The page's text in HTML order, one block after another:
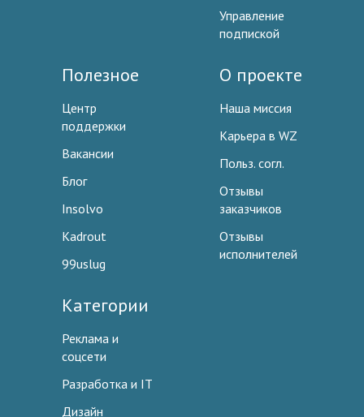
Управление
подпиской
Полезное
Центр
поддержки
Вакансии
Блог
Insolvo
Kadrout
99uslug
О проекте
Наша миссия
Карьера в WZ
Польз. согл.
Отзывы
заказчиков
Отзывы
исполнителей
Категории
Реклама и
соцсети
Разработка и IT
Дизайн